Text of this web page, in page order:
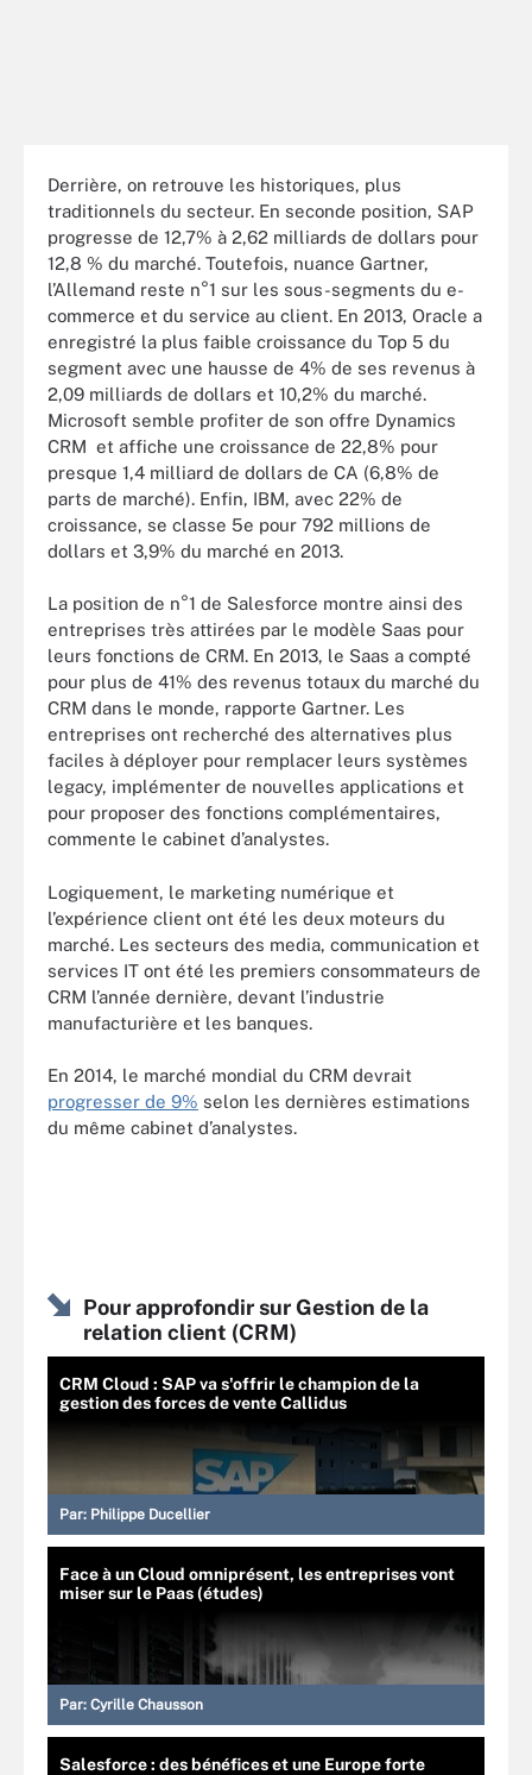
Derrière, on retrouve les historiques, plus
traditionnels du secteur. En seconde position, SAP
progresse de 12,7% à 2,62 milliards de dollars pour
12,8 % du marché. Toutefois, nuance Gartner,
l’Allemand reste n°1 sur les sous-segments du e-
commerce et du service au client. En 2013, Oracle a
enregistré la plus faible croissance du Top 5 du
segment avec une hausse de 4% de ses revenus à
2,09 milliards de dollars et 10,2% du marché.
Microsoft semble profiter de son offre Dynamics
CRM et affiche une croissance de 22,8% pour
presque 1,4 milliard de dollars de CA (6,8% de
parts de marché). Enfin, IBM, avec 22% de
croissance, se classe 5e pour 792 millions de
dollars et 3,9% du marché en 2013.
La position de n°1 de Salesforce montre ainsi des
entreprises très attirées par le modèle Saas pour
leurs fonctions de CRM. En 2013, le Saas a compté
pour plus de 41% des revenus totaux du marché du
CRM dans le monde, rapporte Gartner. Les
entreprises ont recherché des alternatives plus
faciles à déployer pour remplacer leurs systèmes
legacy, implémenter de nouvelles applications et
pour proposer des fonctions complémentaires,
commente le cabinet d’analystes.
Logiquement, le marketing numérique et
l’expérience client ont été les deux moteurs du
marché. Les secteurs des media, communication et
services IT ont été les premiers consommateurs de
CRM l’année dernière, devant l’industrie
manufacturière et les banques.
En 2014, le marché mondial du CRM devrait
progresser de 9% selon les dernières estimations
du même cabinet d’analystes.
Pour approfondir sur Gestion de la
relation client (CRM)
CRM Cloud : SAP va s'offrir le champion de la
gestion des forces de vente Callidus
Par: Philippe Ducellier
Face à un Cloud omniprésent, les entreprises vont
miser sur le Paas (études)
Par: Cyrille Chausson
Salesforce : des bénéfices et une Europe forte